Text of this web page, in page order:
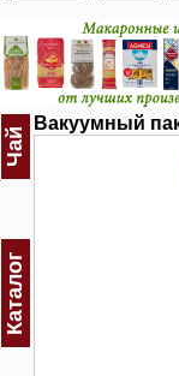
Чай
Каталог
Вакуумный